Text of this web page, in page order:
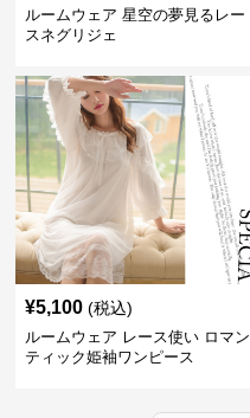
ルームウェア 星空の夢見るレー
スネグリジェ
¥5,100 (税込)
ルームウェア レース使い ロマン
ティック姫袖ワンピース